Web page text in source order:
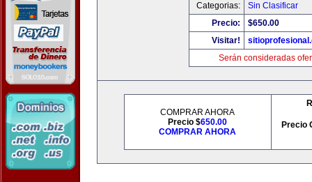
Categorias:
Sin Clasificar
Precio:
$650.00
Visitar!
Serán consideradas
COMPRAR AHORA
Precio $650.00
COMPRAR AHORA
Precio